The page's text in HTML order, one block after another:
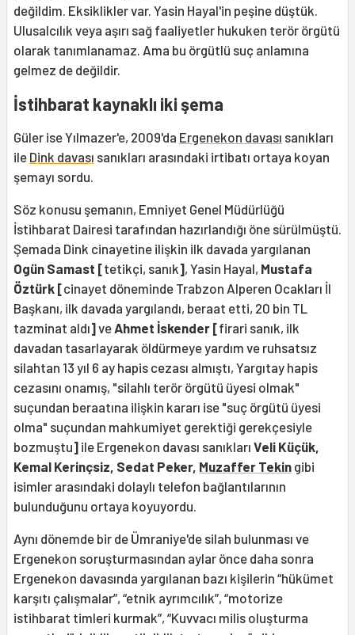
değildim. Eksiklikler var. Yasin Hayal'in peşine düştük.
Ulusalcılık veya aşırı sağ faaliyetler hukuken terör örgütü
olarak tanımlanamaz. Ama bu örgütlü suç anlamına
gelmez de değildir.
İstihbarat kaynaklı iki şema
Güler ise Yılmazer'e, 2009'da Ergenekon davası sanıkları
ile Dink davası sanıkları arasındaki irtibatı ortaya koyan
şemayı sordu.
Söz konusu şemanın, Emniyet Genel Müdürlüğü
İstihbarat Dairesi tarafından hazırlandığı öne sürülmüştü.
Şemada Dink cinayetine ilişkin ilk davada yargılanan
Ogün Samast [tetikçi, sanık], Yasin Hayal, Mustafa
Öztürk [cinayet döneminde Trabzon Alperen Ocakları İl
Başkanı, ilk davada yargılandı, beraat etti, 20 bin TL
tazminat aldı]veAhmet İskender [firari sanık, ilk
davadan tasarlayarak öldürmeye yardım ve ruhsatsız
silahtan 13 yıl 6 ay hapis cezası almıştı, Yargıtay hapis
cezasını onamış, "silahlı terör örgütü üyesi olmak"
suçundan beraatına ilişkin kararı ise "suç örgütü üyesi
olma" suçundan mahkumiyet gerektiği gerekçesiyle
bozmuştu] ile Ergenekon davası sanıkları Veli Küçük,
Kemal Kerinçsiz, Sedat Peker, Muzaffer Tekin gibi
isimler arasındaki dolaylı telefon bağlantılarının
bulunduğunu ortaya koyuyordu.
Aynı dönemde bir de Ümraniye'de silah bulunması ve
Ergenekon soruşturmasından aylar önce daha sonra
Ergenekon davasında yargılanan bazı kişilerin “hükümet
karşıtı çalışmalar”, “etnik ayrımcılık”, “motorize
istihbarat timleri kurmak”, “Kuvvacı milis oluşturma